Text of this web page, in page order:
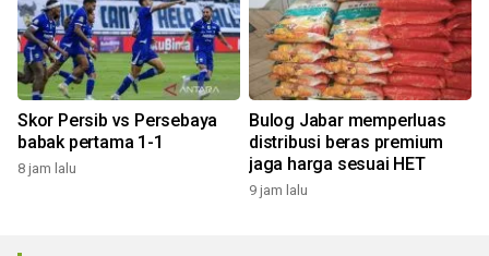
Skor Persib vs Persebaya
babak pertama 1-1
8 jam lalu
Bulog Jabar memperluas
distribusi beras premium
jaga harga sesuai HET
9 jam lalu